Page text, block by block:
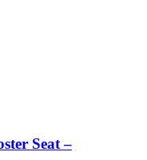
Seat –